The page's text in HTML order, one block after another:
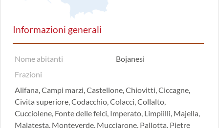
Informazioni generali
Nome abitanti
Bojanesi
Frazioni
Alifana, Campi marzi, Castellone, Chiovitti, Ciccagne,
Civita superiore, Codacchio, Colacci, Collalto,
Cucciolene, Fonte delle felci, Imperato, Limpiilli, Majella,
Malatesta, Monteverde, Mucciarone, Pallotta, Pietre